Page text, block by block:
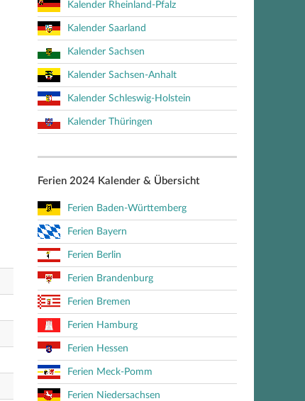
Kalender Rheinland-Pfalz
Kalender Saarland
Kalender Sachsen
Kalender Sachsen-Anhalt
Kalender Schleswig-Holstein
Kalender Thüringen
Ferien 2024 Kalender & Übersicht
Ferien Baden-Württemberg
Ferien Bayern
Ferien Berlin
Ferien Brandenburg
Ferien Bremen
Ferien Hamburg
Ferien Hessen
Ferien Meck-Pomm
Ferien Niedersachsen